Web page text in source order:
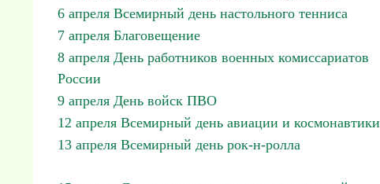
6 апреля Всемирный день настольного тенниса
7 апреля Благовещение
8 апреля День работников военных комиссариатов
России
9 апреля День войск ПВО
12 апреля Всемирный день авиации и космонавтики
13 апреля Всемирный день рок-н-ролла